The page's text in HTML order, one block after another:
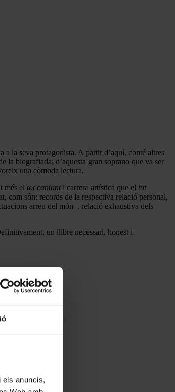
anuncis,
a la seva protagonista. A partir d’aquí, conté altres
la biografiada; d’aquesta gran soprano que va ser
una còmoda lectura.
més el tot cantanti carrera artística que el tot
com són: records de la respectiva relació personal,
arreu del món–, relació exhaustiva dels
un llibre necessari, honest i